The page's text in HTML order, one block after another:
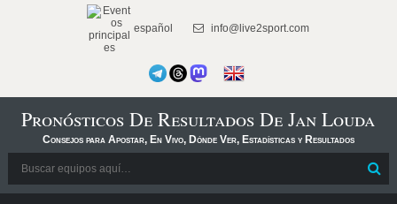
español info@live2sport.com
Pronósticos De Resultados De Jan Louda
Consejos para Apostar, En Vivo, Dónde Ver, Estadísticas y Resultados